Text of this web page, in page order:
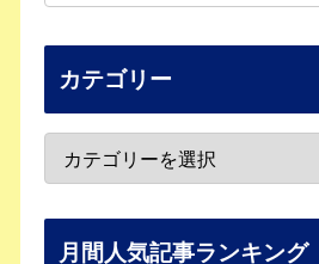
カテゴリー
月間人気記事ランキング